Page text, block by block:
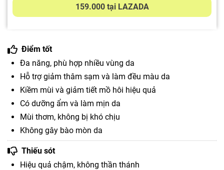
159.000 tại LAZADA
Điểm tốt
Đa năng, phù hợp nhiều vùng da
Hỗ trợ giảm thâm sạm và làm đều màu da
Kiềm mùi và giảm tiết mồ hôi hiệu quả
Có dưỡng ẩm và làm mịn da
Mùi thơm, không bị khó chịu
Không gây bào mòn da
Thiếu sót
Hiệu quả chậm, không thần thánh